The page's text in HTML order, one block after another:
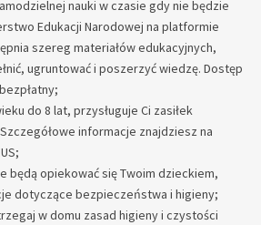
nauki w czasie gdy nie będzie
Edukacji Narodowej na platformie
szereg materiałów edukacyjnych,
ugruntować i poszerzyć wiedzę. Dostęp
do 8 lat, przysługuje Ci zasiłek
informacje znajdziesz na
będą opiekować się Twoim dzieckiem,
dotyczące bezpieczeństwa i higieny;
w domu zasad higieny i czystości